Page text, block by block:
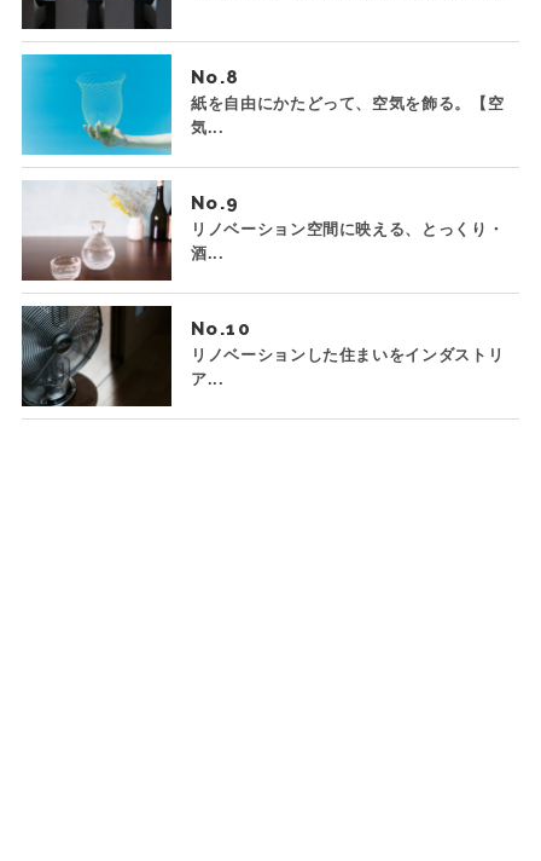
No.
紙を自由にかたどって、空気を飾る。【空
気...
No.
リノベーション空間に映える、とっくり・
酒...
No.
リノベーションした住まいをインダストリ
ア...